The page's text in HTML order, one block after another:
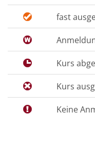
fast
Kurs
Kurs
Keine